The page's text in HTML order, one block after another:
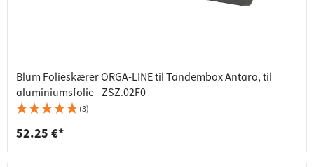
Blum Folieskærer ORGA-LINE til Tandembox Antaro, til
aluminiumsfolie - ZSZ.02F0
(3)
52.25 €*